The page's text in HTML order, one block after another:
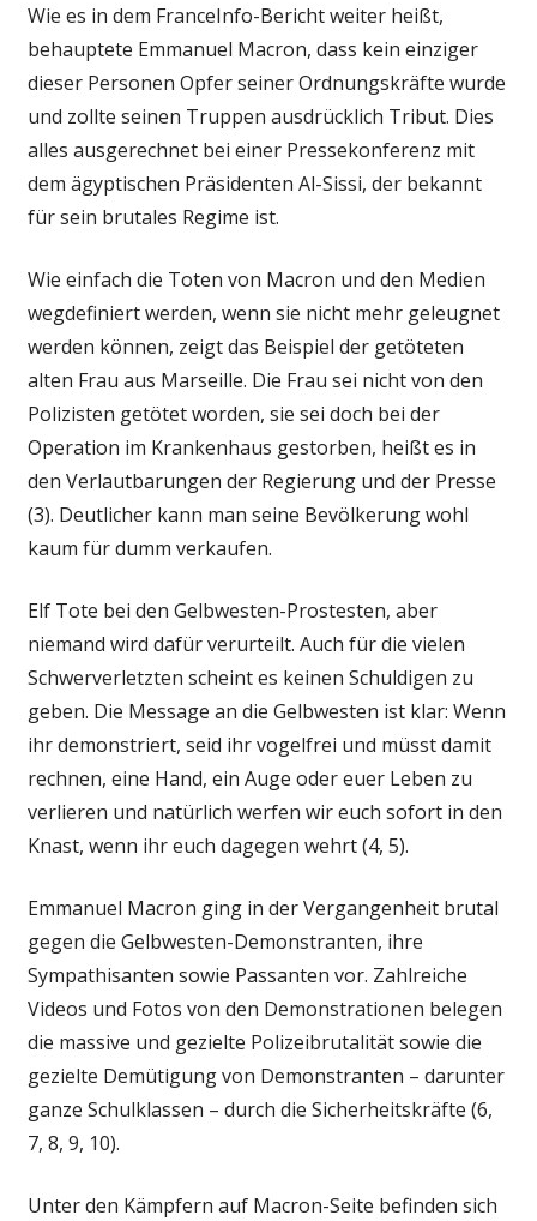
Wie es in dem FranceInfo-Bericht weiter heißt,
behauptete Emmanuel Macron, dass kein einziger
dieser Personen Opfer seiner Ordnungskräfte wurde
und zollte seinen Truppen ausdrücklich Tribut. Dies
alles ausgerechnet bei einer Pressekonferenz mit
dem ägyptischen Präsidenten Al-Sissi, der bekannt
für sein brutales Regime ist.
Wie einfach die Toten von Macron und den Medien
wegdefiniert werden, wenn sie nicht mehr geleugnet
werden können, zeigt das Beispiel der getöteten
alten Frau aus Marseille. Die Frau sei nicht von den
Polizisten getötet worden, sie sei doch bei der
Operation im Krankenhaus gestorben, heißt es in
den Verlautbarungen der Regierung und der Presse
(3). Deutlicher kann man seine Bevölkerung wohl
kaum für dumm verkaufen.
Elf Tote bei den Gelbwesten-Prostesten, aber
niemand wird dafür verurteilt. Auch für die vielen
Schwerverletzten scheint es keinen Schuldigen zu
geben. Die Message an die Gelbwesten ist klar: Wenn
ihr demonstriert, seid ihr vogelfrei und müsst damit
rechnen, eine Hand, ein Auge oder euer Leben zu
verlieren und natürlich werfen wir euch sofort in den
Knast, wenn ihr euch dagegen wehrt (4, 5).
Emmanuel Macron ging in der Vergangenheit brutal
gegen die Gelbwesten-Demonstranten, ihre
Sympathisanten sowie Passanten vor. Zahlreiche
Videos und Fotos von den Demonstrationen belegen
die massive und gezielte Polizeibrutalität sowie die
gezielte Demütigung von Demonstranten – darunter
ganze Schulklassen – durch die Sicherheitskräfte (6,
7, 8, 9, 10).
Unter den Kämpfern auf Macron-Seite befinden sich